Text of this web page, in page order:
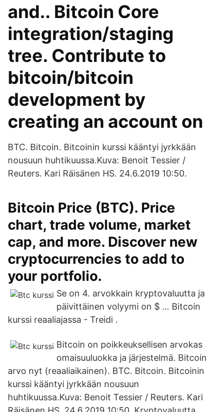
and.. Bitcoin Core
integration/staging
tree. Contribute to
bitcoin/bitcoin
development by
creating an account on
BTC. Bitcoin. Bitcoinin kurssi kääntyi jyrkkään
nousuun huhtikuussa.Kuva: Benoit Tessier /
Reuters. Kari Räisänen HS. 24.6.2019 10:50.
Bitcoin Price (BTC). Price
chart, trade volume, market
cap, and more. Discover new
cryptocurrencies to add to
your portfolio.
Se on 4. arvokkain kryptovaluutta ja
päivittäinen volyymi on $ … Bitcoin
kurssi reaaliajassa - Treidi .
Bitcoin on poikkeuksellisen arvokas
omaisuuluokka ja järjestelmä. Bitcoin
arvo nyt (reaaliaikainen). BTC. Bitcoin. Bitcoinin
kurssi kääntyi jyrkkään nousuun
huhtikuussa.Kuva: Benoit Tessier / Reuters. Kari